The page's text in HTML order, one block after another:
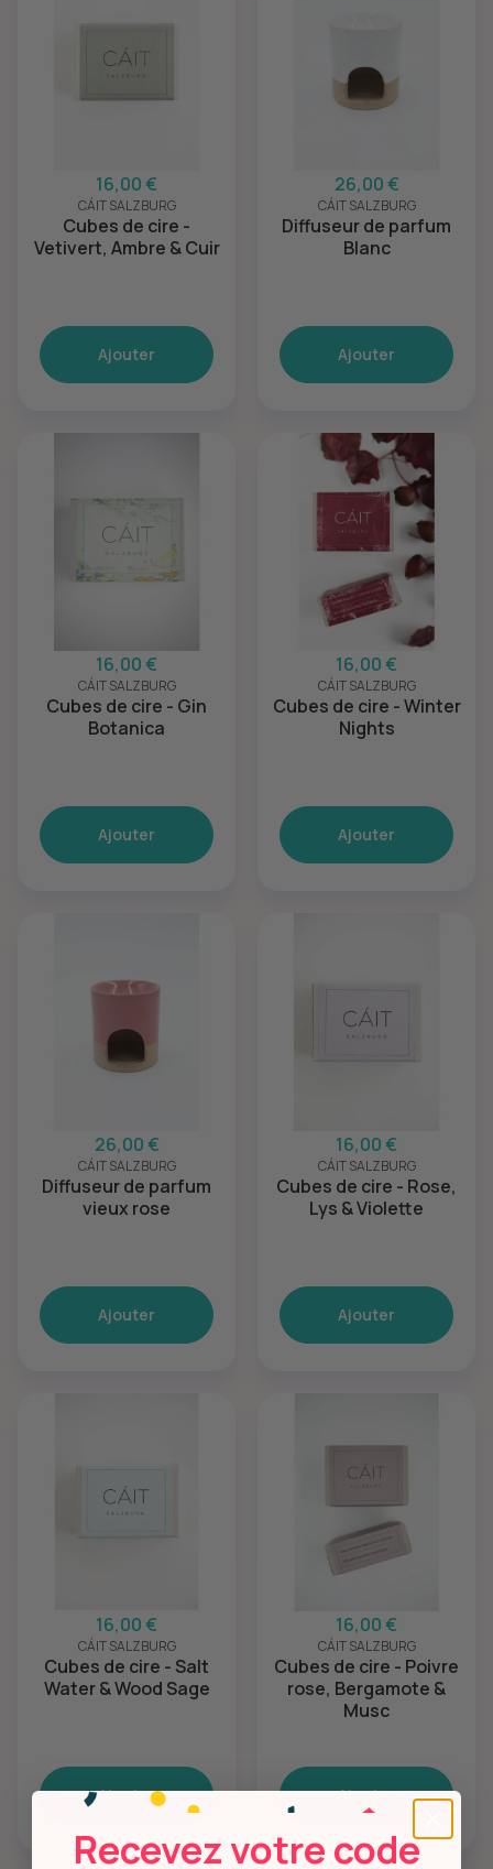
16,00 €
CÁIT SALZBURG
Cubes de cire -
Vetivert, Ambre & Cuir
Ajouter
26,00 €
CÁIT SALZBURG
Diffuseur de parfum
Blanc
Ajouter
16,00 €
CÁIT SALZBURG
Cubes de cire - Gin
Botanica
Ajouter
16,00 €
CÁIT SALZBURG
Cubes de cire - Winter
Nights
Ajouter
26,00 €
CÁIT SALZBURG
Diffuseur de parfum
vieux rose
Ajouter
16,00 €
CÁIT SALZBURG
Cubes de cire - Rose,
Lys & Violette
Ajouter
16,00 €
CÁIT SALZBURG
Cubes de cire - Salt
Water & Wood Sage
Ajouter
16,00 €
CÁIT SALZBURG
Cubes de cire - Poivre
rose, Bergamote &
Musc
Ajouter
Recevez votre code